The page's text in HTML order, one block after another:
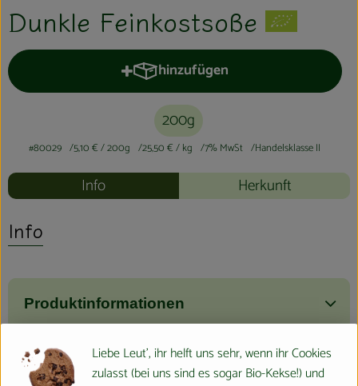
So geht´s
Hofladen
Veranstaltungen
Dunkle Feinkostsoße
hinzufügen
Produkt zum Warenkorb
200g
#80029 5,10 €/ 200g 25,50 €/ kg 7% MwSt Handelsklasse II
Info Herkunft
Info
Produktinformationen
Zutaten
Liebe Leut', ihr helft uns sehr, wenn ihr Cookies
zulasst (bei uns sind es sogar Bio-Kekse!) und